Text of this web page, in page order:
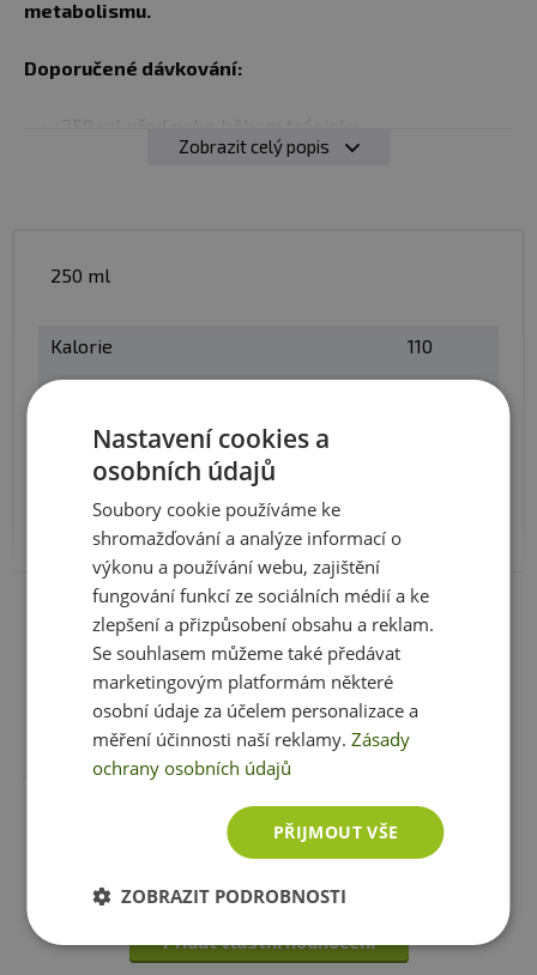
metabolismu.
Doporučené dávkování:
Kdykoliv během dne pro doplnění energie
vhodná pro děti, těhotné nebo kojící ženy
Zobrazit celý popis
250 ml
Kalorie 110
Niacine
Vitamín B6 5 mg
Vitamín B5
Vitamín B12
200 mg
Property Energy Bled
Taurine, caffeine, glucuronolactone
Zobrazit celé parametry
Recenze Produkt zatím nikdo nehodnotil
Máte s produktem zkušenost? Napište recenzi a
pomozte tak ostatním zákazníkům s rozhodováním.
Přidat vlastní hodnocení
Nastavení cookies a
osobních údajů
Soubory cookie používáme ke
shromažďování a analýze informací o
výkonu a používání webu, zajištění
fungování funkcí ze sociálních médií a ke
zlepšení a přizpůsobení obsahu a reklam.
Se souhlasem můžeme také předávat
marketingovým platformám některé
osobní údaje za účelem personalizace a
měření účinnosti naší reklamy.Zásady
ochrany osobních údajů
PŘIJMOUT VŠE
ZOBRAZIT PODROBNOSTI